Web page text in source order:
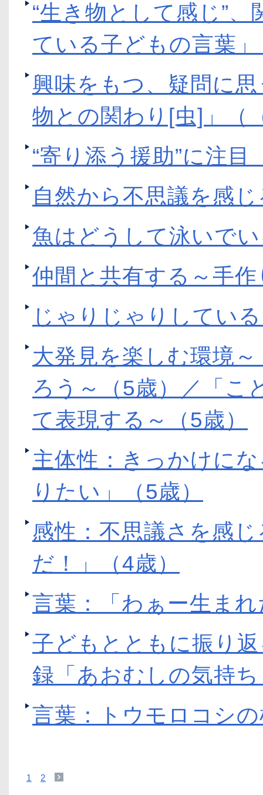
“生き物として感じ”
ている子どもの言葉
興味をもつ、疑問に
物との関わり[虫]」（
“寄り添う援助”に注
自然から不思議を感
魚はどうして泳いで
仲間と共有する～手
じゃりじゃりしてい
大発見を楽しむ環境
ろう～（5歳）／「こ
て表現する～（5歳）
主体性：きっかけに
りたい」（5歳）
感性：不思議さを感
だ！」（4歳）
言葉：「わぁー生ま
子どもとともに振り
録「あおむしの気持
言葉：トウモロコシ
1 2